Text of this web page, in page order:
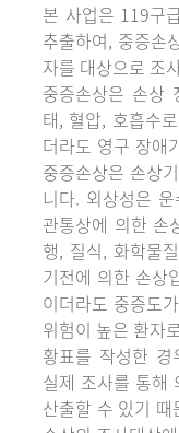
본 사업은 119구
추출하여, 중증손
자를 대상으로 조
중증손상은 손상
태, 혈압, 호흡수
더라도 영구 장애
중증손상은 손상
니다. 외상성은
관통상에 의한 손
행, 질식, 화학물
기전에 의한 손상
이더라도 중증도
위험이 높은 환자
황표를 작성한 경
실제 조사를 통해
산출할 수 있기